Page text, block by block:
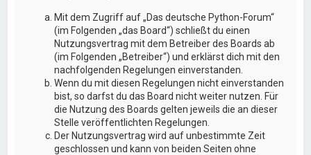
Mit dem Zugriff auf „Das deutsche Python-Forum“
(im Folgenden „das Board“) schließt du einen
Nutzungsvertrag mit dem Betreiber des Boards ab
(im Folgenden „Betreiber“) und erklärst dich mit den
nachfolgenden Regelungen einverstanden.
Wenn du mit diesen Regelungen nicht einverstanden
bist, so darfst du das Board nicht weiter nutzen. Für
die Nutzung des Boards gelten jeweils die an dieser
Stelle veröffentlichten Regelungen.
Der Nutzungsvertrag wird auf unbestimmte Zeit
geschlossen und kann von beiden Seiten ohne